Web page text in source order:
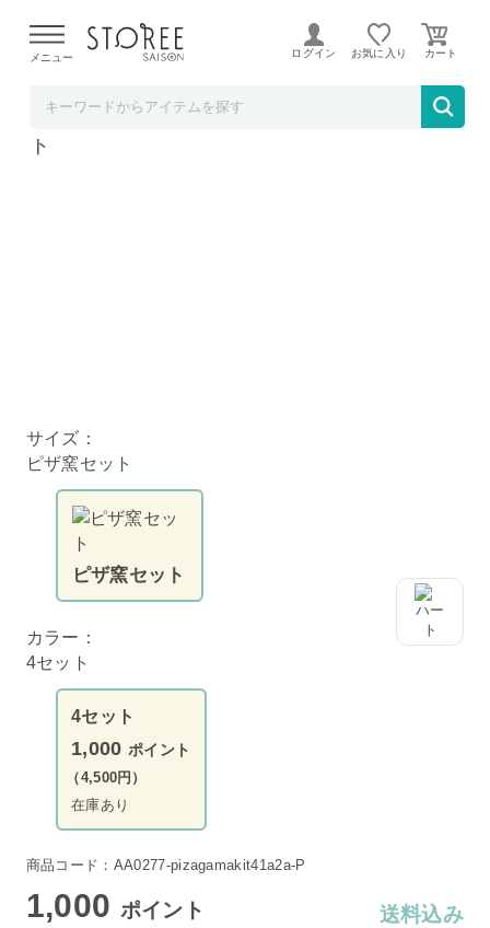
よる配送遅延が発生しております。
メニュー ログイン お気に入り
ピザ窯キット ４点セット ピザ窯セット 4セッ
ト
サイズ：
ピザ窯セット
ピザ窯セット
カラー：
4セット
4セット
1,000 ポイント
（4,500円）
在庫あり
商品コード：AA0277-pizagamakit41a2a-P
1,000 ポイント 送料込み